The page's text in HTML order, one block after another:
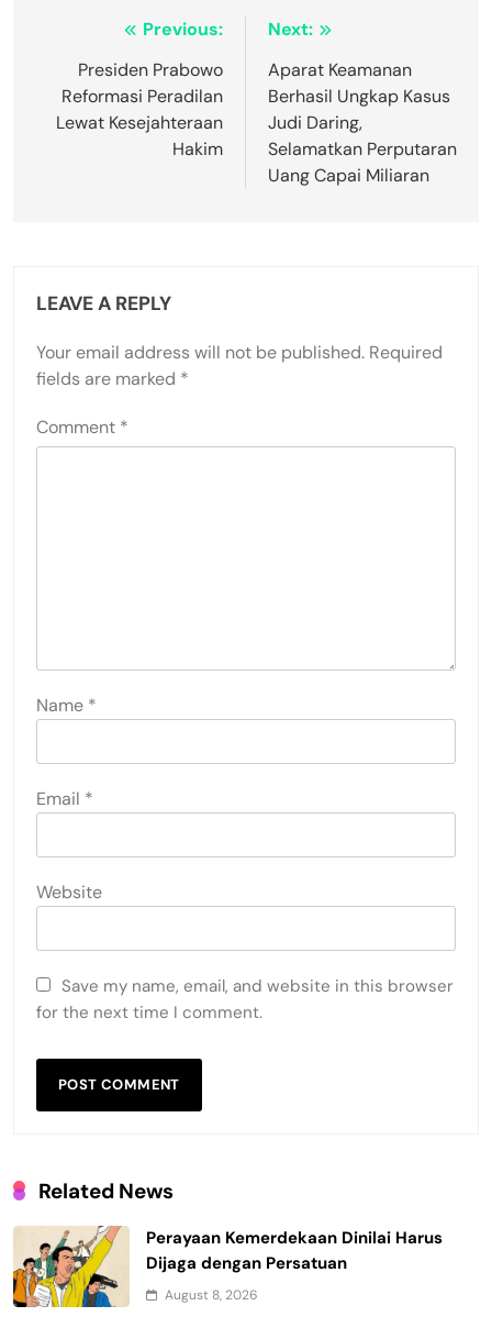
navigation
Previous:
Presiden Prabowo
Reformasi Peradilan
Lewat Kesejahteraan
Hakim
Next:
Aparat Keamanan
Berhasil Ungkap Kasus
Judi Daring,
Selamatkan Perputaran
Uang Capai Miliaran
LEAVE A REPLY
Your email address will not be published. Required
fields are marked *
Comment *
Name *
Email *
Website
Save my name, email, and website in this browser
for the next time I comment.
Related News
Perayaan Kemerdekaan Dinilai Harus
Dijaga dengan Persatuan
August 8, 2026